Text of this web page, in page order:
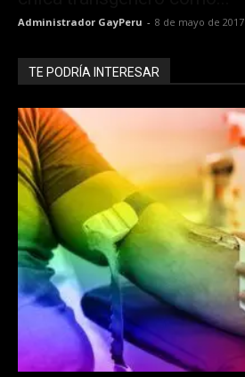
Administrador GayPeru - 8 de mayo de 2017
TE PODRÍA INTERESAR